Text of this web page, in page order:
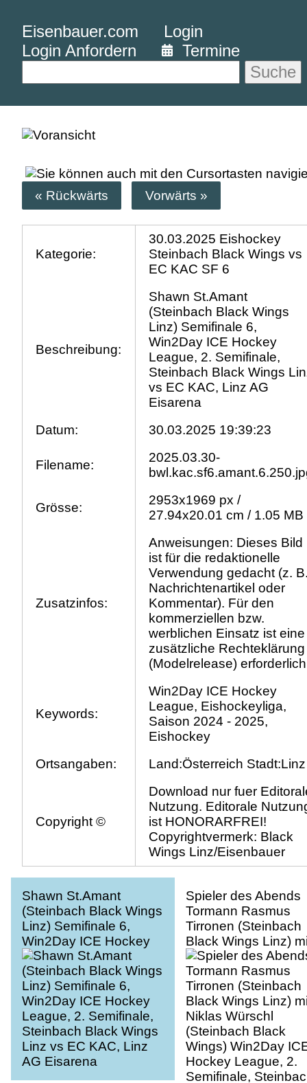
Eisenbauer.com
Login
Login Anfordern
Termine
Suche
« Rückwärts Vorwärts »
Kategorie:
30.03.2025 Eishockey
Steinbach Black Wings vs
EC KAC SF 6
Beschreibung:
Shawn St.Amant
(Steinbach Black Wings
Linz) Semifinale 6,
Win2Day ICE Hockey
League, 2. Semifinale,
Steinbach Black Wings
vs EC KAC, Linz AG
Eisarena
Datum:
30.03.2025 19:39:23
Filename:
2025.03.30-
Grösse:
2953x1969 px /
27.94x20.01 cm / 1.05 MB
Zusatzinfos:
Anweisungen: Dieses Bild
ist für die redaktionelle
Verwendung gedacht (z.
Nachrichtenartikel oder
Kommentar). Für den
kommerziellen bzw.
werblichen Einsatz ist eine
zusätzliche Rechteklärung
(Modelrelease)
Keywords:
Win2Day ICE Hockey
League, Eishockeyliga,
Saison 2024 - 2025,
Eishockey
Ortsangaben:
Land:Österreich Stadt:Linz
Copyright ©
Download nur fuer
Nutzung. Editorale
ist HONORARFREI!
Copyrightvermerk: Black
Wings Linz/Eisenbauer
Shawn St.Amant
(Steinbach Black Wings
Linz) Semifinale 6,
Win2Day ICE Hockey
League, 2. Semifinale,
Steinbach Black Wings
Linz vs EC KAC, Linz
AG Eisarena
Spieler des Abends
Tormann Rasmus
Tirronen (Steinbach
Black Wings Linz)
Niklas Würschl
(Steinbach Black
Wings) Win2Day
Hockey League, 2.
Semifinale,
Black Wings Linz vs
KAC, Linz AG